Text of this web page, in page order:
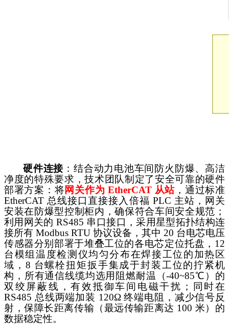
硬件连接 ：结合动力电池车间防火防爆、高洁
净度的特殊要求，技术团队制定了安全可靠的硬件
部署方案：将网关作为 EtherCAT 从站 ，通过标准
EtherCAT 总线接口直接接入倍福 PLC 主站，网关
安装在防爆型控制柜内，确保符合车间安全规范；
利用网关的 RS485 串口接口，采用星型拓扑结构连
接所有 Modbus RTU 协议设备，其中 20 台电芯电压
传感器分别部署于堆叠工位的各电芯定位托盘，12
台模组温度检测仪均匀分布在焊接工位的加热区
域，8 台螺栓扭矩扳手集成于封装工位的拧紧机
构，所有通信线缆均选用阻燃耐温（-40~85℃）的
双绞屏蔽线，有效抵御车间电磁干扰；同时在
RS485 总线两端加装 120Ω 终端电阻，减少信号反
射，保障长距离传输（最远传输距离达 100 米）的
数据稳定性。